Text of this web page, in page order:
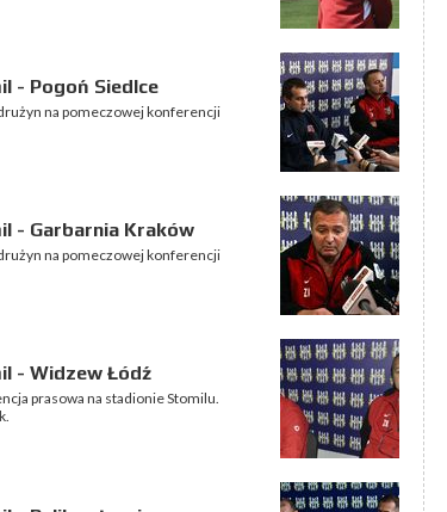
- Pogoń Siedlce
na pomeczowej konferencji
- Garbarnia Kraków
na pomeczowej konferencji
- Widzew Łódź
prasowa na stadionie Stomilu.